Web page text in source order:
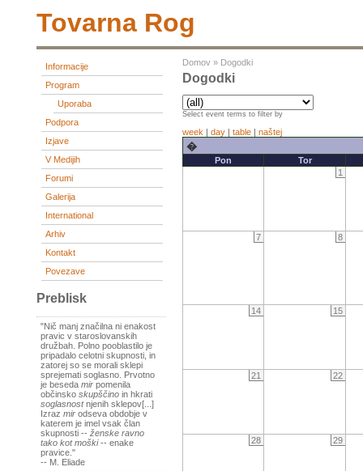
Tovarna Rog
Informacije
Program
Uporaba
Podpora
Izjave
V Medijih
Forumi
Galerija
International
Arhiv
Kontakt
Povezave
Preblisk
"Nič manj značilna ni enakost
pravic v staroslovanskih
družbah. Polno pooblastilo je
pripadalo celotni skupnosti, in
zatorej so se morali sklepi
sprejemati soglasno. Prvotno
je beseda mir pomenila
občinsko skupščino in hkrati
soglasnostnjenih sklepov[...]
Izraz mir odseva obdobje v
katerem je imel vsak član
skupnosti -- ženske ravno
tako kot moški-- enake
pravice."
-- M. Eliade
Domov » Dogodki
Dogodki
Select event terms to filter by
week | day | table | naštej
�
Pon
Tor
1
7 8
14 15
21 22
28 29